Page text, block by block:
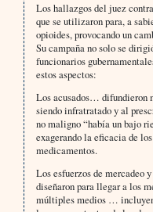
Los hallazgos del juez
que se utilizaron para, a
opioides, provocando un
Su campaña no solo se
funcionarios
estos aspectos:
Los acusados… difundieron
siendo infratratado y al
no maligno “había un bajo
exagerando la eficacia de
medicamentos.
Los esfuerzos de mercadeo
diseñaron para llegar a los
múltiples medios …